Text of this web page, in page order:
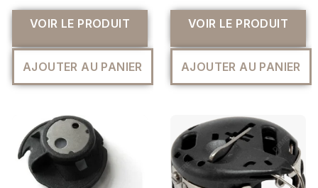
VOIR LE PRODUIT
AJOUTER AU PANIER
VOIR LE PRODUIT
AJOUTER AU PANIER